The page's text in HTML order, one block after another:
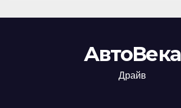
АвтоВека
Драйв